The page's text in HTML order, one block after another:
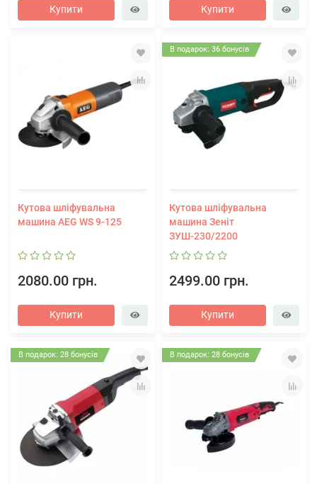
Купити Купити
Кутова шліфувальна
машина AEG WS 9-125
2080.00 грн.
Купити
В подарок: 36 бонусів
Кутова шліфувальна
машина Зеніт
ЗУШ-230/2200
2499.00 грн.
Купити
В подарок: 28 бонусів В подарок: 28 бонусів